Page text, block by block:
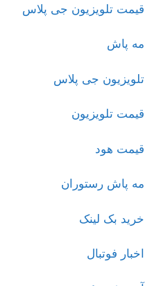
قیمت تلویزیون جی پلاس
مه پاش
تلویزیون جی پلاس
قیمت تلویزیون
قیمت هود
مه پاش رستوران
خرید بک لینک
اخبار فوتبال